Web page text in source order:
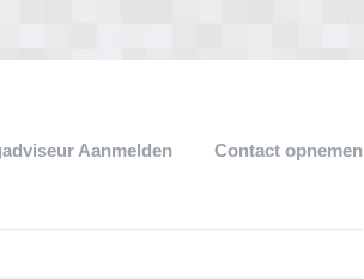
Aanmelden Contact opnemen